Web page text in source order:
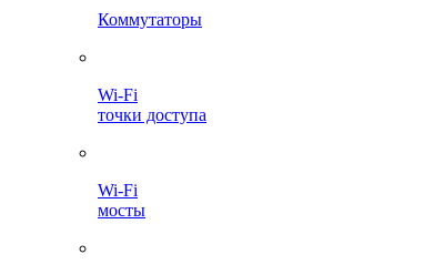
Коммутаторы
Wi-Fi
точки доступа
Wi-Fi
мосты